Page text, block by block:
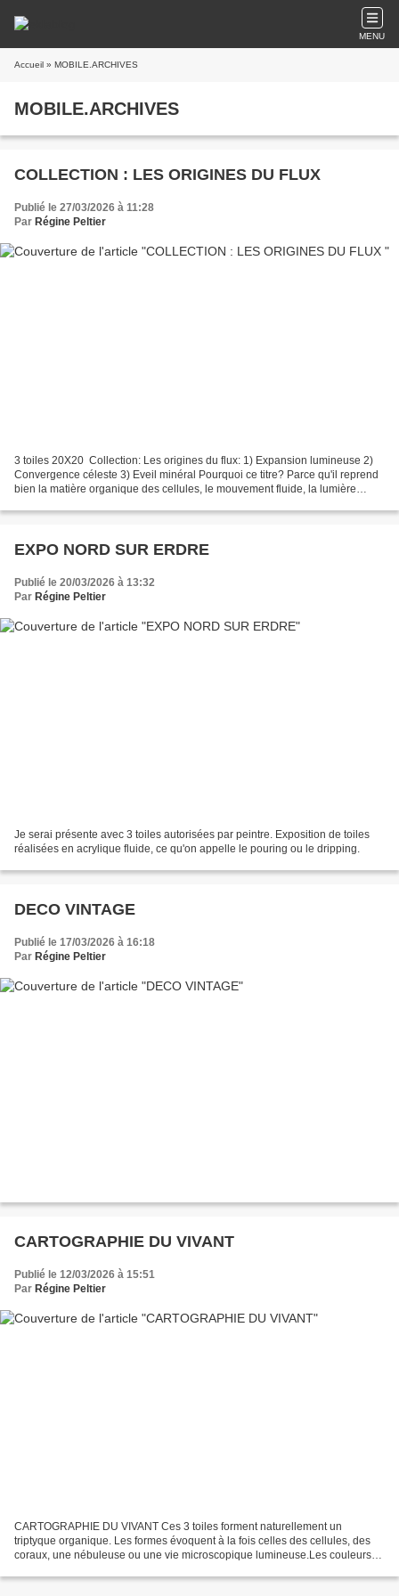
MENU
Accueil » MOBILE.ARCHIVES
MOBILE.ARCHIVES
COLLECTION : LES ORIGINES DU FLUX
Publié le 27/03/2026 à 11:28
Par Régine Peltier
3 toiles 20X20 Collection: Les origines du flux: 1) Expansion lumineuse 2)
Convergence céleste 3) Eveil minéral Pourquoi ce titre? Parce qu'il reprend
bien la matière organique des cellules, le mouvement fluide, la lumière
EXPO NORD SUR ERDRE
Publié le 20/03/2026 à 13:32
Par Régine Peltier
Je serai présente avec 3 toiles autorisées par peintre. Exposition de toiles
réalisées en acrylique fluide, ce qu'on appelle le pouring ou le dripping.
DECO VINTAGE
Publié le 17/03/2026 à 16:18
Par Régine Peltier
CARTOGRAPHIE DU VIVANT
Publié le 12/03/2026 à 15:51
Par Régine Peltier
CARTOGRAPHIE DU VIVANT Ces 3 toiles forment naturellement un
triptyque organique. Les formes évoquent à la fois celles des cellules, des
coraux, une nébuleuse ou une vie microscopique lumineuse.Les couleurs